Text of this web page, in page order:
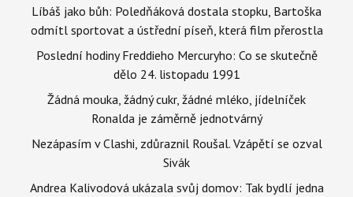
Líbáš jako bůh: Poledňáková dostala stopku, Bartoška
odmítl sportovat a ústřední píseň, která film přerostla
Poslední hodiny Freddieho Mercuryho: Co se skutečně
dělo 24. listopadu 1991
Žádná mouka, žádný cukr, žádné mléko, jídelníček
Ronalda je záměrně jednotvárný
Nezápasím v Clashi, zdůraznil Roušal. Vzápětí se ozval
Sivák
Andrea Kalivodová ukázala svůj domov: Tak bydlí jedna